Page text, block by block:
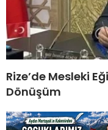
Rize’de Mesleki
Dönüşüm